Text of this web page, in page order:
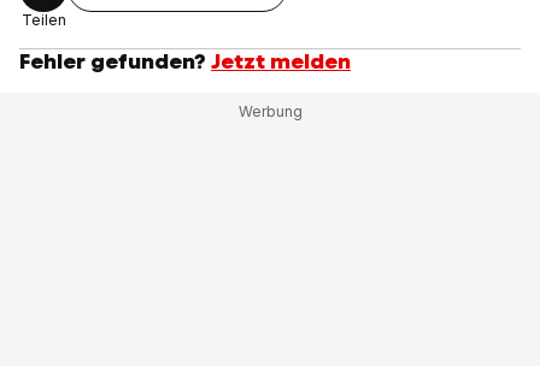
Teilen
Fehler gefunden? Jetzt melden